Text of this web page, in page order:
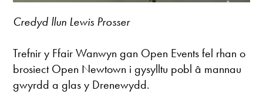
Credyd llun Lewis Prosser
Trefnir y Ffair Wanwyn gan Open Events fel rhan o
brosiect Open Newtown i gysylltu pobl â mannau
gwyrdd a glas y Drenewydd.